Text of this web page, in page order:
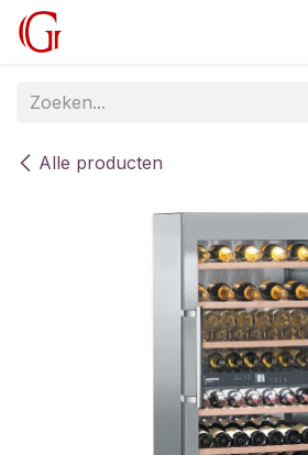
Overslaan naar inhoud
Alle producten